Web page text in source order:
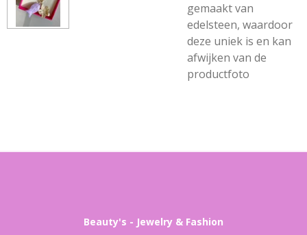
gemaakt van
edelsteen, waardoor
deze uniek is en kan
afwijken van de
productfoto
Beauty's - Jewelry & Fashion